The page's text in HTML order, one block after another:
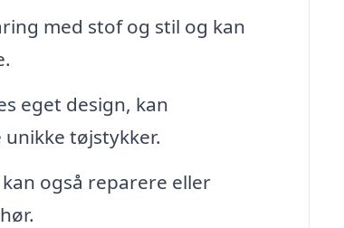
med stof og stil og kan
eget design, kan
tøjstykker.
også reparere eller